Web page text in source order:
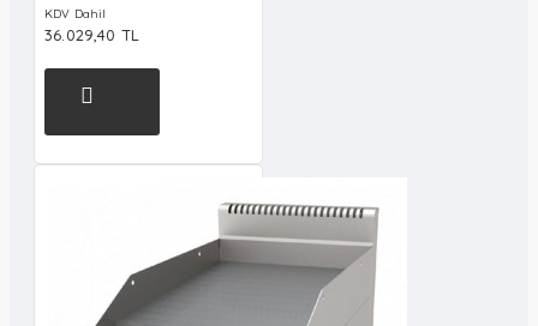
KDV Dahil
36.029,40 TL